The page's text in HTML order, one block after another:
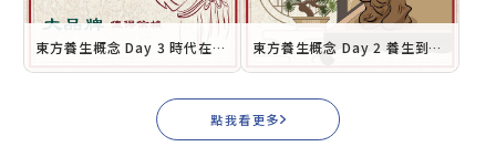
東方養生概念 Day 3 時代在進步，現代人有更輕鬆的養生方式 東方養生概念 Day 2 養生到底養什麼？東西方的差別在哪裡？
點我看更多